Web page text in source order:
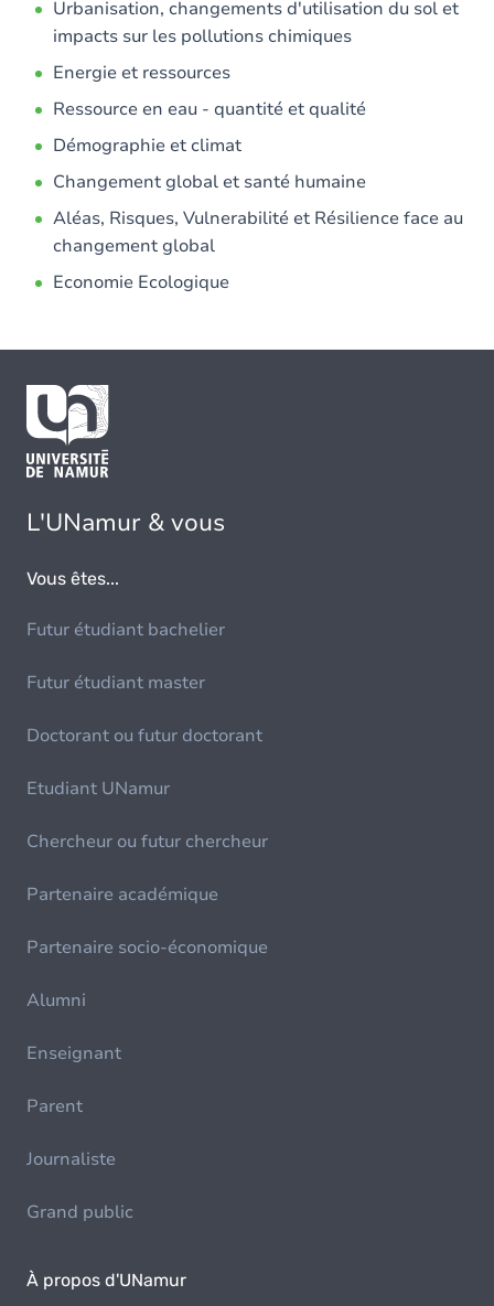
Urbanisation, changements d'utilisation du sol et
impacts sur les pollutions chimiques
Energie et ressources
Ressource en eau - quantité et qualité
Démographie et climat
Changement global et santé humaine
Aléas, Risques, Vulnerabilité et Résilience face au
changement global
Economie Ecologique
L'UNamur & vous
Vous êtes...
Futur étudiant bachelier
Futur étudiant master
Doctorant ou futur doctorant
Etudiant UNamur
Chercheur ou futur chercheur
Partenaire académique
Partenaire socio-économique
Alumni
Enseignant
Parent
Journaliste
Grand public
À propos d'UNamur